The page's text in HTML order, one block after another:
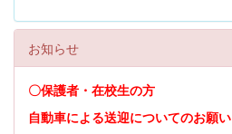
お知らせ
〇保護者・在校生の方
自動車による送迎についてのお願い